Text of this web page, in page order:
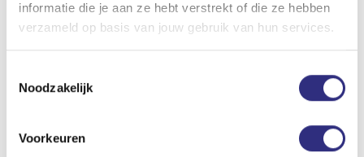
informatie die je aan ze hebt verstrekt of die ze hebben
verzameld op basis van jouw gebruik van hun services.
Noodzakelijk
Voorkeuren
Tarieven & vergoedingen
Diëtetiek wordt vergoed vanuit jouw basisverzekering. Dit
betekent dat jouw zorgverzekering drie uur per kalenderjaar
zal vergoeden, mits er sprake is van een specifieke (medische)
vergoeding vanuit de basisverzekering.